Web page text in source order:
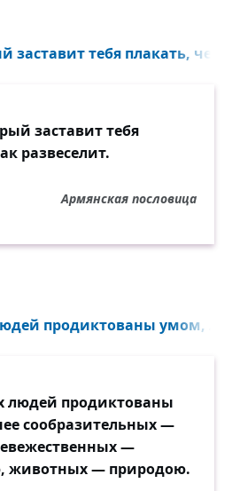
заставит тебя плакать, чем
заставит тебя
развеселит.
Армянская пословица
продиктованы умом,
людей продиктованы
сообразительных —
—
животных — природою.